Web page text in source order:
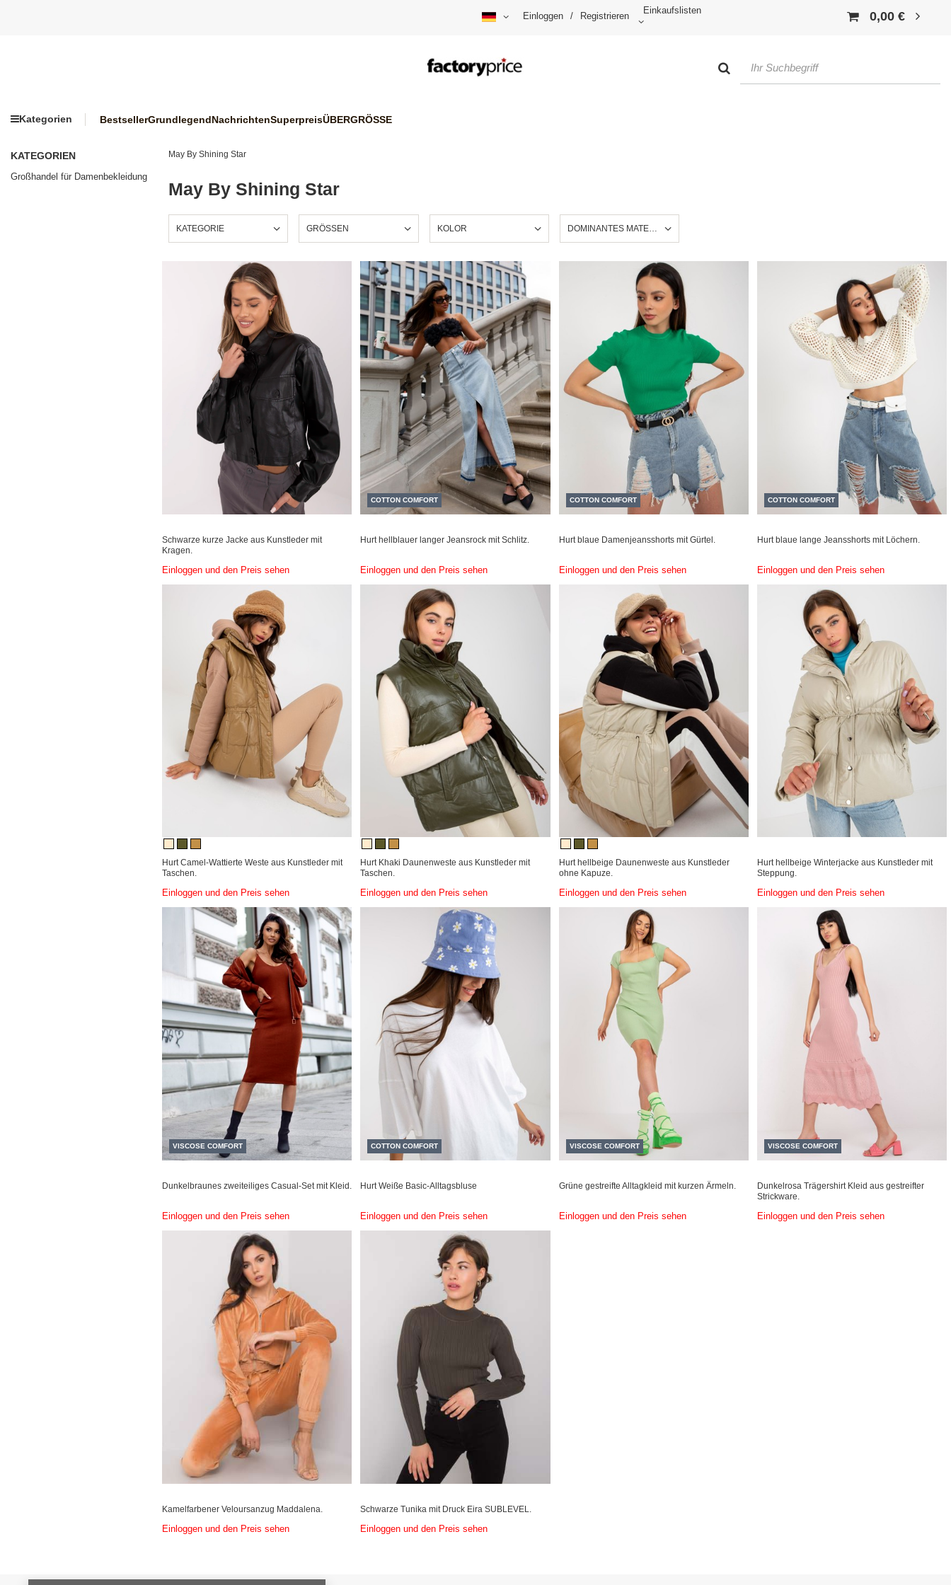
Einloggen / Registrieren
Einkaufslisten 0,00 €
Kategorien BestsellerGrundlegendNachrichtenSuperpreisÜBERGRÖSSE
KATEGORIEN
Großhandel für Damenbekleidung
May By Shining Star
May By Shining Star
KATEGORIE GRÖSSEN KOLOR DOMINANTES MATERIAL
Schwarze kurze Jacke aus Kunstleder mit
Kragen.
Einloggen und den Preis sehen
COTTON COMFORT
Hurt hellblauer langer Jeansrock mit Schlitz.
Einloggen und den Preis sehen
COTTON COMFORT
Hurt blaue Damenjeansshorts mit Gürtel.
Einloggen und den Preis sehen
COTTON COMFORT
Hurt blaue lange Jeansshorts mit Löchern.
Einloggen und den Preis sehen
Hurt Camel-Wattierte Weste aus Kunstleder mit
Taschen.
Einloggen und den Preis sehen
Hurt Khaki Daunenweste aus Kunstleder mit
Taschen.
Einloggen und den Preis sehen
Hurt hellbeige Daunenweste aus Kunstleder
ohne Kapuze.
Einloggen und den Preis sehen
Hurt hellbeige Winterjacke aus Kunstleder mit
Steppung.
Einloggen und den Preis sehen
VISCOSE COMFORT
Dunkelbraunes zweiteiliges Casual-Set mit Kleid.
Einloggen und den Preis sehen
COTTON COMFORT
Hurt Weiße Basic-Alltagsbluse
Einloggen und den Preis sehen
VISCOSE COMFORT
Grüne gestreifte Alltagkleid mit kurzen Ärmeln.
Einloggen und den Preis sehen
VISCOSE COMFORT
Dunkelrosa Trägershirt Kleid aus gestreifter
Strickware.
Einloggen und den Preis sehen
Kamelfarbener Veloursanzug Maddalena.
Einloggen und den Preis sehen
Schwarze Tunika mit Druck Eira SUBLEVEL.
Einloggen und den Preis sehen